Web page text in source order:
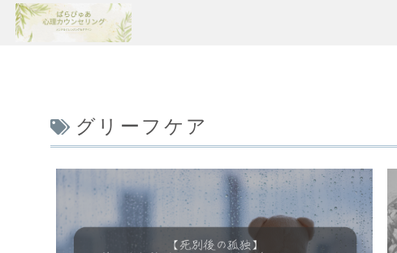
グリーフケア